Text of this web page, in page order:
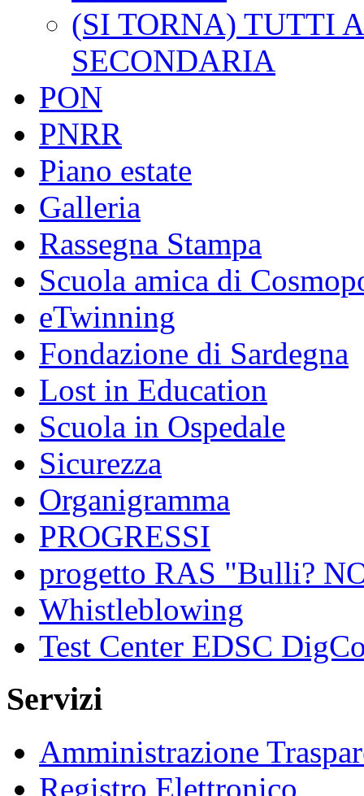
(SI TORNA) TUTTI
SECONDARIA
PON
PNRR
Piano estate
Galleria
Rassegna Stampa
Scuola amica di
eTwinning
Fondazione di Sardegna
Lost in Education
Scuola in Ospedale
Sicurezza
Organigramma
PROGRESSI
progetto RAS "Bulli?
Whistleblowing
Test Center EDSC
Servizi
Amministrazione
Registro Elettronico